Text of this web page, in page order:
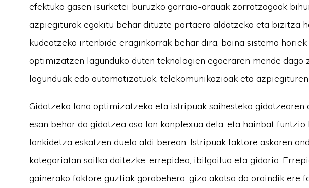
efektuko gasen isurketei buruzko garraio-arauak zorrotzagoak
azpiegiturak egokitu behar dituzte portaera aldatzeko eta bizitza
kudeatzeko irtenbide eraginkorrak behar dira, baina sistema
optimizatzen lagunduko duten teknologien egoeraren mende dago
lagunduak edo automatizatuak, telekomunikazioak eta
Gidatzeko lana optimizatzeko eta istripuak saihesteko
esan behar da gidatzea oso lan konplexua dela, eta hainbat
lankidetza eskatzen duela aldi berean. Istripuak faktore askoren
kategoriatan sailka daitezke: errepidea, ibilgailua eta gidaria.
gainerako faktore guztiak gorabehera, giza akatsa da oraindik ere